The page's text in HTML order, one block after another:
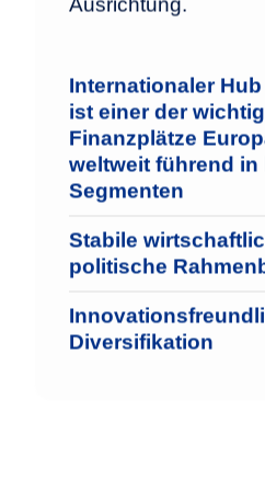
Ausrichtung.
Internationaler
ist einer der
Finanzplätze
weltweit führend in
Segmenten
Stabile
politische
Diversifikation